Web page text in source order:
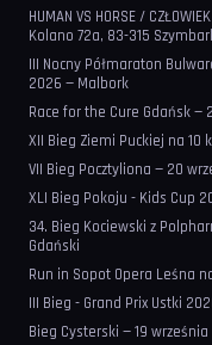
HUMAN VS HORSE /
Kolano 72a, 83-315
III Nocny Półmaraton
2026 — Malbork
Race for the Cure Gdańsk
XII Bieg Ziemi Puckiej na 10
VII Bieg Pocztyliona — 20
XLI Bieg Pokoju - Kids Cup
34. Bieg Kociewski z
Gdański
Run in Sopot Opera Leśna
III Bieg - Grand Prix Ustki
Bieg Cysterski — 19